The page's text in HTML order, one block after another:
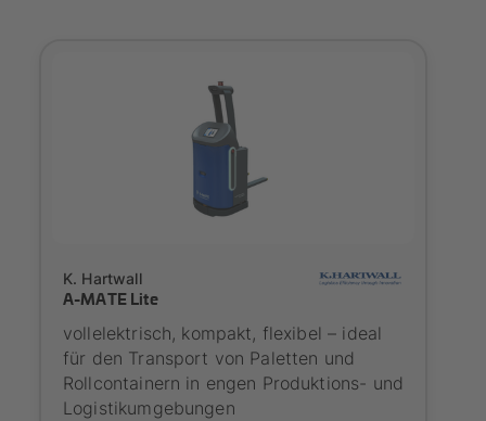
K. Hartwall
A-MATE Lite
vollelektrisch, kompakt, flexibel – ideal
für den Transport von Paletten und
Rollcontainern in engen Produktions- und
Logistikumgebungen